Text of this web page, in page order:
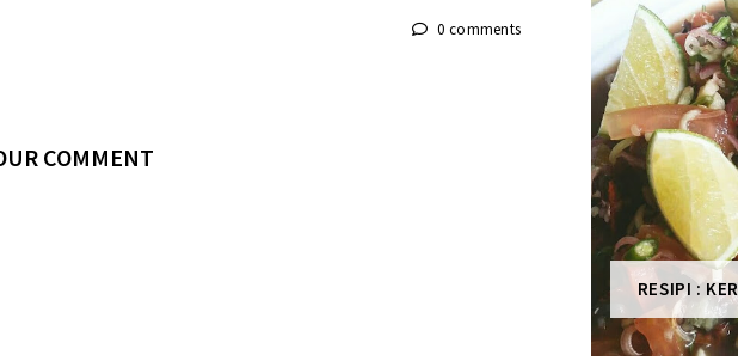
0 comments
COMMENT
RESIPI :